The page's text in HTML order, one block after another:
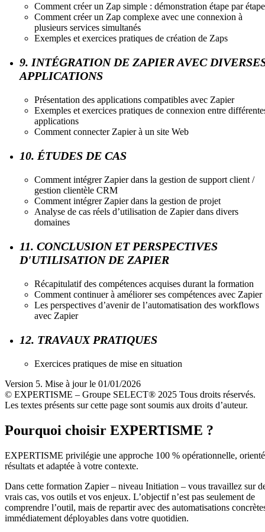
Comment créer un Zap simple : démonstration étape par étape
Comment créer un Zap complexe avec une connexion à
plusieurs services simultanés
Exemples et exercices pratiques de création de Zaps
9. INTÉGRATION DE ZAPIER AVEC
APPLICATIONS
Présentation des applications compatibles avec Zapier
Exemples et exercices pratiques de connexion entre
applications
Comment connecter Zapier à un site Web
10. ÉTUDES DE CAS
Comment intégrer Zapier dans la gestion de support client /
gestion clientèle CRM
Comment intégrer Zapier dans la gestion de projet
Analyse de cas réels d’utilisation de Zapier dans divers
domaines
11. CONCLUSION ET PERSPECTIVES
D'UTILISATION DE ZAPIER
Récapitulatif des compétences acquises durant la formation
Comment continuer à améliorer ses compétences avec Zapier
Les perspectives d’avenir de l’automatisation des workflows
avec Zapier
12. TRAVAUX PRATIQUES
Exercices pratiques de mise en situation
Version 5. Mise à jour le 01/01/2026
© EXPERTISME – Groupe SELECT® 2025 Tous droits réservés.
Les textes présents sur cette page sont soumis aux droits d’auteur.
Pourquoi choisir EXPERTISME ?
EXPERTISME privilégie une approche 100 % opérationnelle,
résultats et adaptée à votre contexte.
Dans cette formation Zapier – niveau Initiation – vous travaillez sur
vrais cas, vos outils et vos enjeux. L’objectif n’est pas seulement de
comprendre l’outil, mais de repartir avec des automatisations
immédiatement déployables dans votre quotidien.